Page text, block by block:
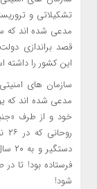
تشکیلاتی و
مدعی شده اند که
قصد براندازی
این کشور را داشته
سازمان های
مدعی شده اند که
خود و از طرف
فرستاده بود! تا
شود!